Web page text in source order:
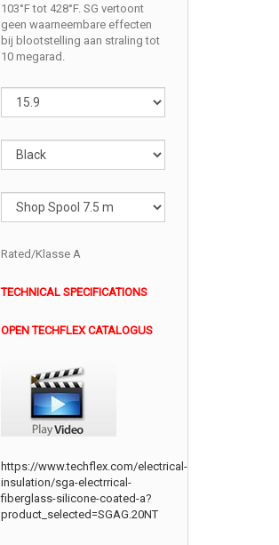
103°F tot 428°F. SG vertoont
geen waarneembare effecten
bij blootstelling aan straling tot
10 megarad.
Rated/Klasse A
TECHNICAL SPECIFICATIONS
OPEN TECHFLEX CATALOGUS
https://www.techflex.com/electrical-
insulation/sga-electrrical-
fiberglass-silicone-coated-a?
product_selected=SGAG.20NT